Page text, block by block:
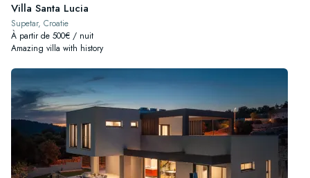
Villa Santa Lucia
Supetar, Croatie
À partir de 500€ / nuit
Amazing villa with history